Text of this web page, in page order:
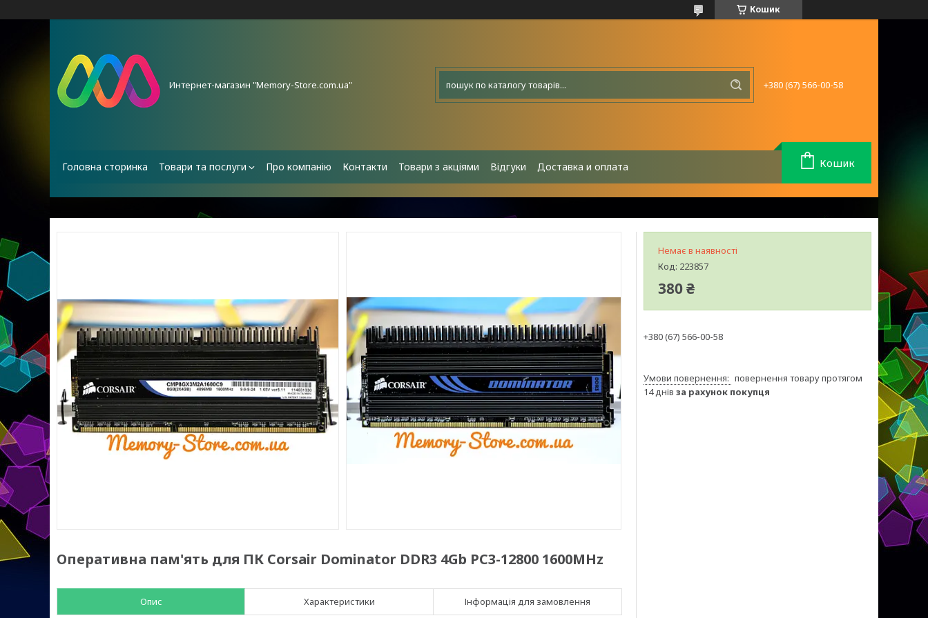
Кошик
Интернет-магазин "Memory-Store.com.ua" +380 (67) 566-00-58
Головна сторинка Товари та послуги Про компанію Контакти Товари з акціями Відгуки Доставка и оплата Кошик
Оперативна пам'ять для ПК Corsair Dominator DDR3 4Gb PC3-12800 1600MHz
Опис Характеристики Інформація для замовлення
Немає в наявності
Код: 223857
380 ₴
+380 (67) 566-00-58
повернення товару протягом
14 днів за рахунок покупця